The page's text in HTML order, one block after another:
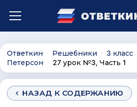
Ответкин ∙ Решебники ∙ 3 класс
Петерсон ∙ 27 урок №3, Часть 1
НАЗАД К СОДЕРЖАНИЮ